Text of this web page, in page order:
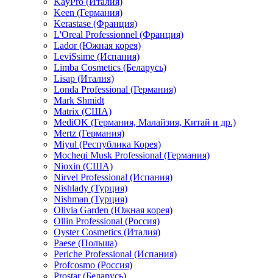
Keen (Германия)
Kerastase (Франция)
L'Oreal Professionnel (Франция)
Lador (Южная корея)
LeviSsime (Испания)
Limba Cosmetics (Беларусь)
Lisap (Италия)
Londa Professional (Германия)
Mark Shmidt
Matrix (США)
MediOK (Германия, Малайзия, Китай и др.)
Mertz (Германия)
Miyul (Республика Корея)
Mocheqi Musk Professional (Германия)
Nioxin (США)
Nirvel Professional (Испания)
Nishlady (Турция)
Nishman (Турция)
Olivia Garden (Южная корея)
Ollin Professional (Россия)
Oyster Cosmetics (Италия)
Paese (Польша)
Periche Professional (Испания)
Profcosmo (Россия)
Prostar (Беларусь)